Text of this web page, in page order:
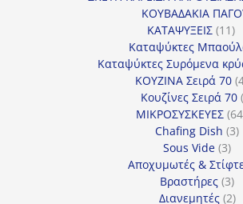
ΚΟΥΒΑΔΑΚΙΑ
ΚΑΤΑΨΥΞΕΙΣ 1111
Καταψύκτες
Καταψύκτες Συρόμενα
ΚΟΥΖΙΝΑ Σειρά 70
Κουζίνες Σειρά 70
ΜΙΚΡΟΣΥΣΚΕΥΕΣ 64
Chafing Dish 33
Sous Vide 33
Αποχυμωτές &
Βραστήρες 33
Διανεμητές 22